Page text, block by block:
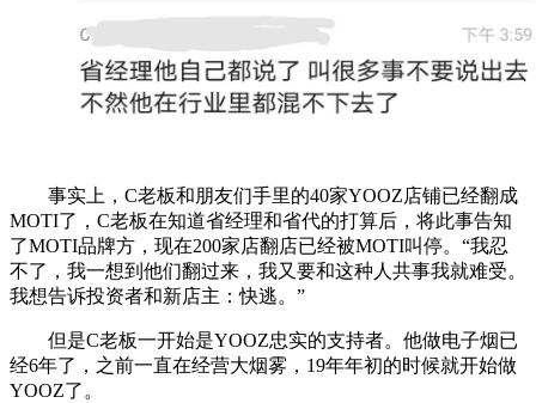
事实上，C老板和朋友们手里的40家YOOZ店铺已经翻成
MOTI了，C老板在知道省经理和省代的打算后，将此事告知
了MOTI品牌方，现在200家店翻店已经被MOTI叫停。“我忍
不了，我一想到他们翻过来，我又要和这种人共事我就难受。
我想告诉投资者和新店主：快逃。”
但是C老板一开始是YOOZ忠实的支持者。他做电子烟已
经6年了，之前一直在经营大烟雾，19年年初的时候就开始做
YOOZ了。